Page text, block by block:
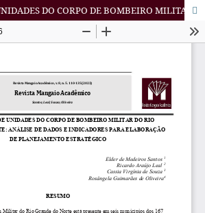
AMPLIAÇÃO DE UNIDADES DO CORPO DE BOMBEIRO MILITAR DO RIO GRANDE DO NORTE